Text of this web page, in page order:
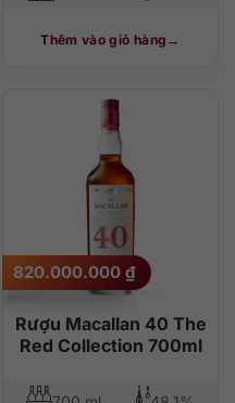
Thêm vào giỏ hàng
Rượu Macallan 40 The
Red Collection 700ml
820.000.000 ₫